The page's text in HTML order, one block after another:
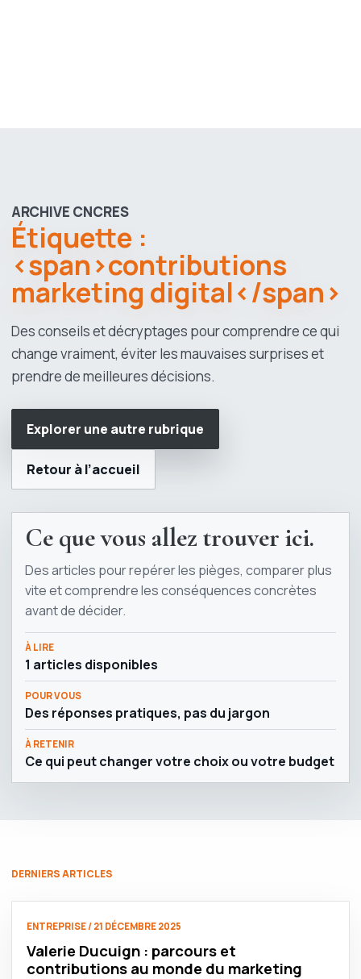
ARCHIVE CNCRES
Étiquette :
<span>contributions
marketing digital</span>
Des conseils et décryptages pour comprendre ce qui
change vraiment, éviter les mauvaises surprises et
prendre de meilleures décisions.
Explorer une autre rubrique
Retour à l’accueil
Ce que vous allez trouver ici.
Des articles pour repérer les pièges, comparer plus
vite et comprendre les conséquences concrètes
avant de décider.
À LIRE
1 articles disponibles
POUR VOUS
Des réponses pratiques, pas du jargon
À RETENIR
Ce qui peut changer votre choix ou votre budget
DERNIERS ARTICLES
ENTREPRISE / 21 DÉCEMBRE 2025
Valerie Ducuign : parcours et
contributions au monde du marketing